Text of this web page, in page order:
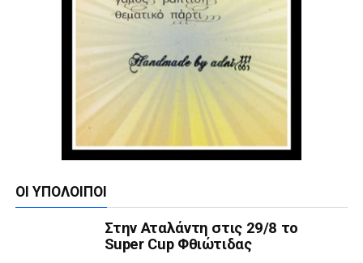
ΟΙ ΥΠΌΛΟΙΠΟΙ
Στην Αταλάντη στις 29/8 το
Super Cup Φθιώτιδας